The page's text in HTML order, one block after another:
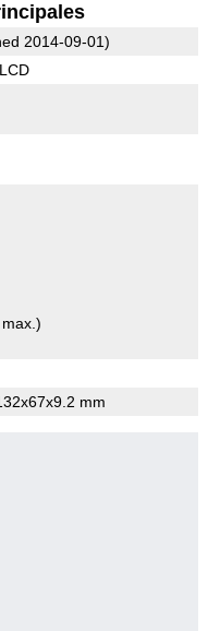
2014-09-01)
mm